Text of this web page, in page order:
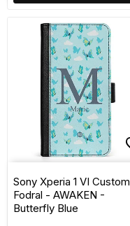
Sony Xperia 1 VI Custom
Fodral - AWAKEN -
Butterfly Blue